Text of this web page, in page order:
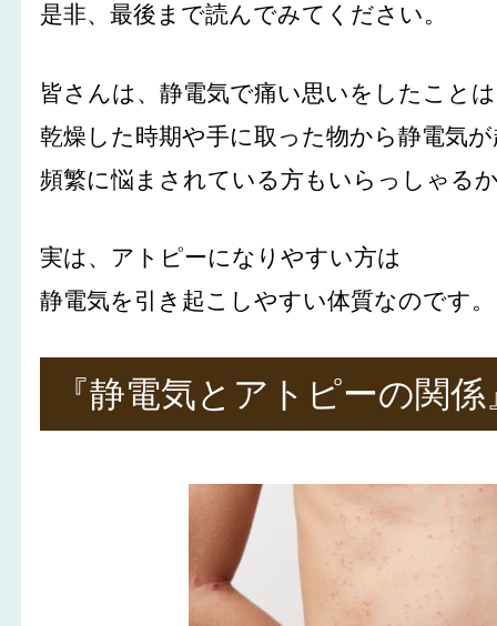
是非、最後まで読んでみてください。
皆さんは、静電気で痛い思いをしたこと
乾燥した時期や手に取った物から静電気
頻繁に悩まされている方もいらっしゃる
実は、アトピーになりやすい方は
静電気を引き起こしやすい体質なのです。
『静電気とアトピーの関係